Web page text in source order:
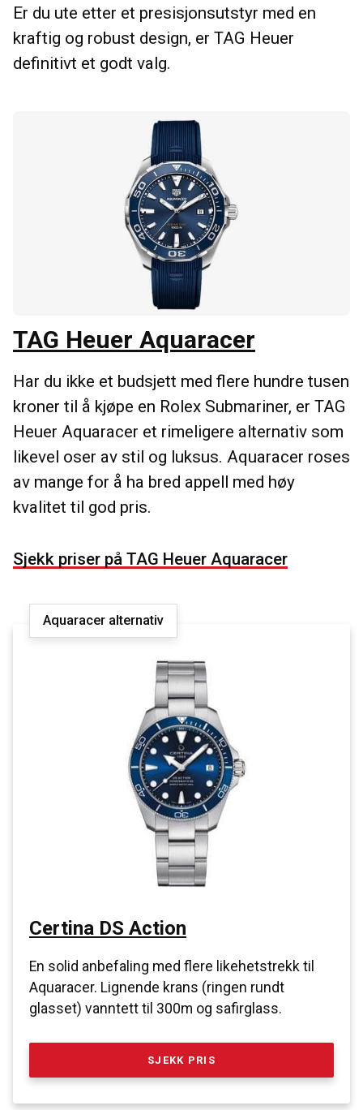
Er du ute etter et presisjonsutstyr med en
kraftig og robust design, er TAG Heuer
definitivt et godt valg.
TAG Heuer Aquaracer
Har du ikke et budsjett med flere hundre tusen
kroner til å kjøpe en Rolex Submariner, er TAG
Heuer Aquaracer et rimeligere alternativ som
likevel oser av stil og luksus. Aquaracer roses
av mange for å ha bred appell med høy
kvalitet til god pris.
Sjekk priser på TAG Heuer Aquaracer
Aquaracer alternativ
Certina DS Action
En solid anbefaling med flere likehetstrekk til
Aquaracer. Lignende krans (ringen rundt
glasset) vanntett til 300m og safirglass.
SJEKK PRIS